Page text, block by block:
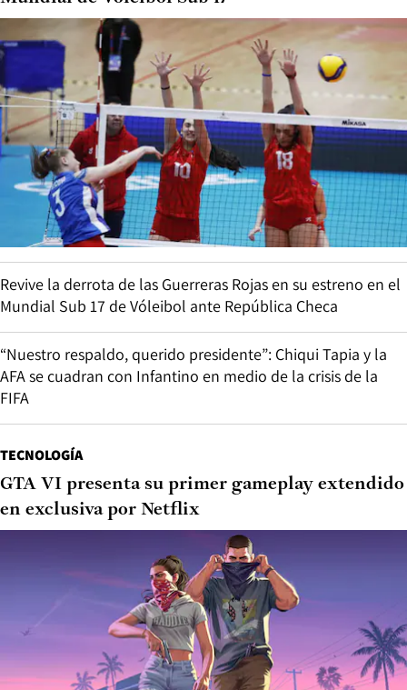
Revive la derrota de las Guerreras Rojas en su estreno en el
Mundial Sub 17 de Vóleibol ante República Checa
“Nuestro respaldo, querido presidente”: Chiqui Tapia y la
AFA se cuadran con Infantino en medio de la crisis de la
FIFA
TECNOLOGÍA
GTA VI presenta su primer gameplay extendido
en exclusiva por Netflix